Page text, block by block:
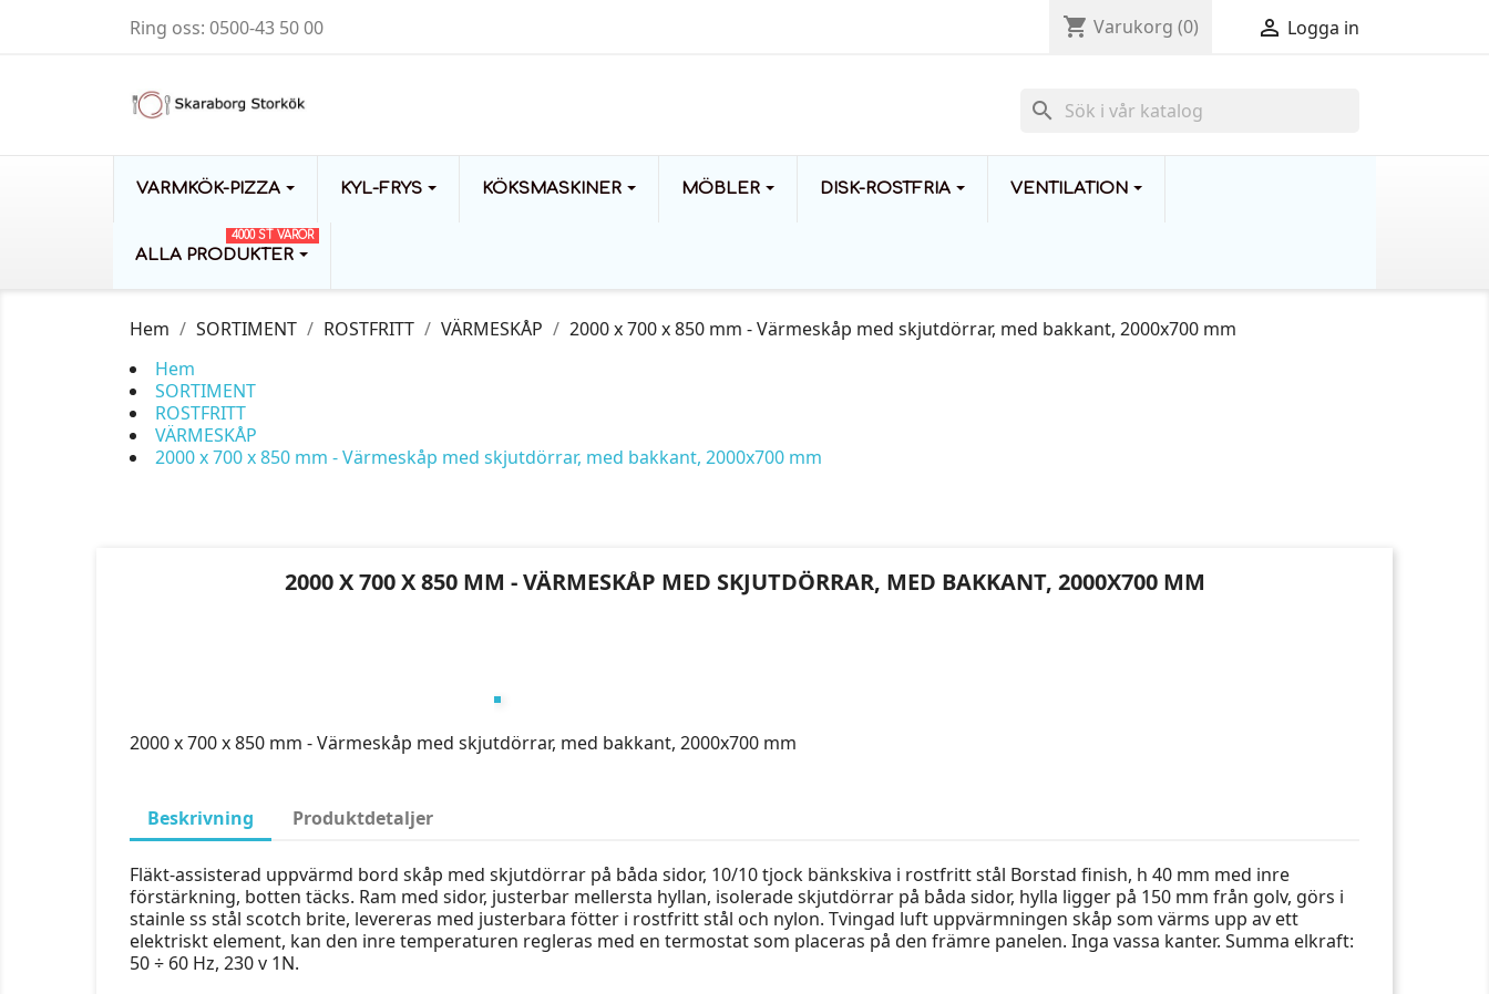
Ring oss: 0500-43 50 00 shopping_cart Varukorg (0)  Logga in
search
VARMKÖK-PIZZA KYL-FRYS KÖKSMASKINER MÖBLER DISK-ROSTFRIA VENTILATION
ALLA PRODUKTER
4000 ST VAROR
Hem SORTIMENT ROSTFRITT VÄRMESKÅP
2000 x 700 x 850 mm - Värmeskåp med skjutdörrar, med bakkant, 2000x700 mm
Hem
SORTIMENT
ROSTFRITT
VÄRMESKÅP
2000 x 700 x 850 mm - Värmeskåp med skjutdörrar, med bakkant, 2000x700 mm
2000 X 700 X 850 MM - VÄRMESKÅP MED SKJUTDÖRRAR, MED BAKKANT, 2000X700 MM
2000 x 700 x 850 mm - Värmeskåp med skjutdörrar, med bakkant, 2000x700 mm
Beskrivning Produktdetaljer
Fläkt-assisterad uppvärmd bord skåp med skjutdörrar på båda sidor, 10/10 tjock bänkskiva i rostfritt stål Borstad finish, h 40 mm med inre
förstärkning, botten täcks. Ram med sidor, justerbar mellersta hyllan, isolerade skjutdörrar på båda sidor, hylla ligger på 150 mm från golv, görs i
stainle ss stål scotch brite, levereras med justerbara fötter i rostfritt stål och nylon. Tvingad luft uppvärmningen skåp som värms upp av ett
elektriskt element, kan den inre temperaturen regleras med en termostat som placeras på den främre panelen. Inga vassa kanter. Summa elkraft:
50 ÷ 60 Hz, 230 v 1N.